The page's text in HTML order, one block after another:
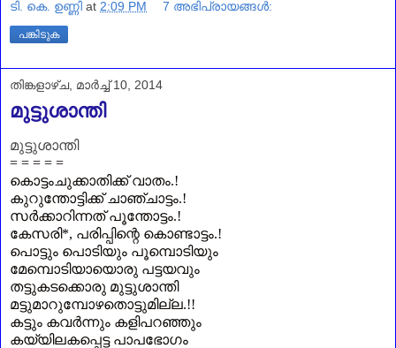
ടി. കെ. ഉണ്ണി at 2:09 PM 7 അഭിപ്രായങ്ങൾ:
പങ്കിടുക
തിങ്കളാഴ്‌ച, മാർച്ച് 10, 2014
മുട്ടുശാന്തി
മുട്ടുശാന്തി
= = = = =
കൊട്ടംചുക്കാതിക്ക്‌ വാതം.!
കുറുന്തോട്ടിക്ക്‌ ചാഞ്ചാട്ടം.!
സർക്കാറിന്നത്‌ പൂന്തോട്ടം.!
കേസരി*, പരിപ്പിന്റെ കൊണ്ടാട്ടം.!
പൊട്ടും പൊടിയും പൂമ്പൊടിയും
മേമ്പൊടിയായൊരു പട്ടയവും
തട്ടുകടക്കൊരു മുട്ടുശാന്തി
മട്ടുമാറുമ്പോഴതൊട്ടുമില്ല.!!
കട്ടും കവർന്നും കളിപറഞ്ഞും
കയ്യിലകപ്പെട്ട പാപഭോഗം